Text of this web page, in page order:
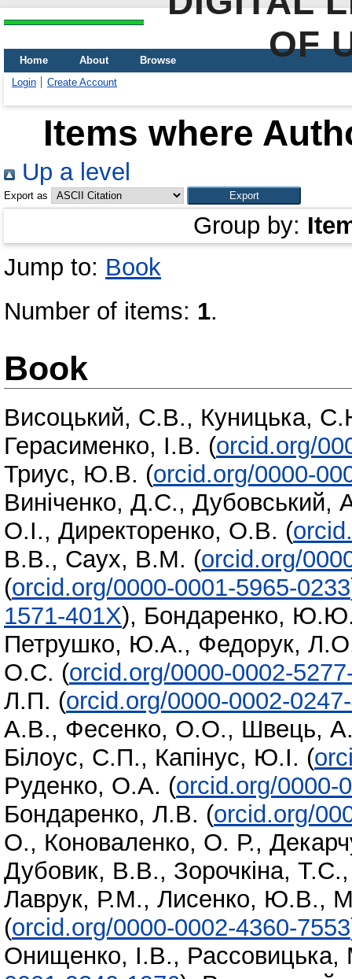
OF
Home About
Browse
Login
Create Account
Items where
Up a level
Export as
Group by:
Jump to: Book
Number of items: 1.
Book
Висоцький, С.В., Куницька,
Герасименко, І.В. (orcid.org/
Триус, Ю.В. (orcid.org/0000-
Виніченко, Д.С., Дубовський,
О.І., Директоренко, О.В. (
В.В., Саух, В.М. (orcid.org/
(orcid.org/0000-0001-5965-0233
1571-401X), Бондаренко,
Петрушко, Ю.А., Федорук,
О.С. (orcid.org/0000-0002-
Л.П. (orcid.org/0000-0002-
А.В., Фесенко, О.О., Швець,
Білоус, С.П., Капінус, Ю.І. (
Руденко, О.А. (orcid.org/0000-
Бондаренко, Л.В. (orcid.org/
О., Коноваленко, О. Р.,
Дубовик, В.В., Зорочкіна, Т.С.
Лаврук, Р.М., Лисенко, Ю.В.,
(orcid.org/0000-0002-4360-7553
Онищенко, І.В.,